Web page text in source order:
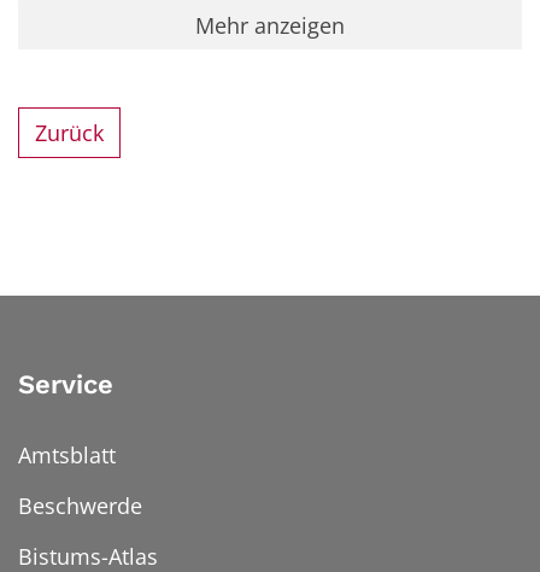
Mehr anzeigen
Zurück
Service
Amtsblatt
Beschwerde
Bistums-Atlas